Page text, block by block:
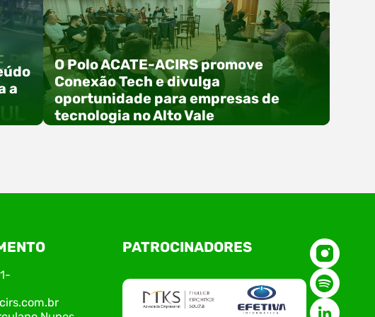
a
O Polo ACATE-ACIRS promove
Conexão Tech e divulga
oportunidade para empresas de
tecnologia no Alto Vale
O Polo ACATE-ACIRS, por meio do NIAVI – Núcleo
de Tecnologia da Informação do Alto Vale do
Conexão Tech NIAVI, reunindo empresas de
tecnologia da região para uma noite de
networking, conteúdo estratégico e
PATROCINADORES